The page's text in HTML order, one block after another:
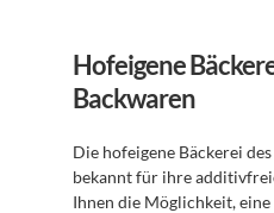
Hofeigene
Backwaren
Die hofeigene Bäckerei
bekannt für ihre
Ihnen die Möglichkeit, eine